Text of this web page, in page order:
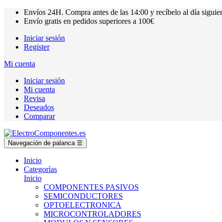
Envíos 24H. Compra antes de las 14:00 y recíbelo al día
Envío gratis en pedidos superiores a 100€
Iniciar sesión
Register
Mi cuenta
Iniciar sesión
Mi cuenta
Revisa
Deseados
Comparar
Navegación de palanca ☰
Inicio
Categorías
Inicio
COMPONENTES PASIVOS
SEMICONDUCTORES
OPTOELECTRONICA
MICROCONTROLADORES